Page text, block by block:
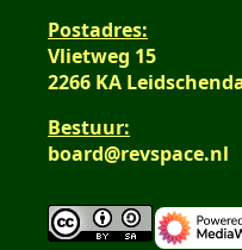
Postadres:
Vlietweg 15
2266 KA
Bestuur:
board@revspace.nl